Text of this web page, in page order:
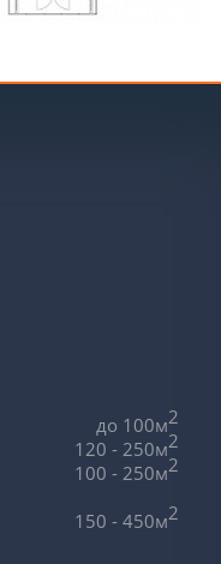
до 100м2
120 - 250м2
100 - 250м2
150 - 450м2